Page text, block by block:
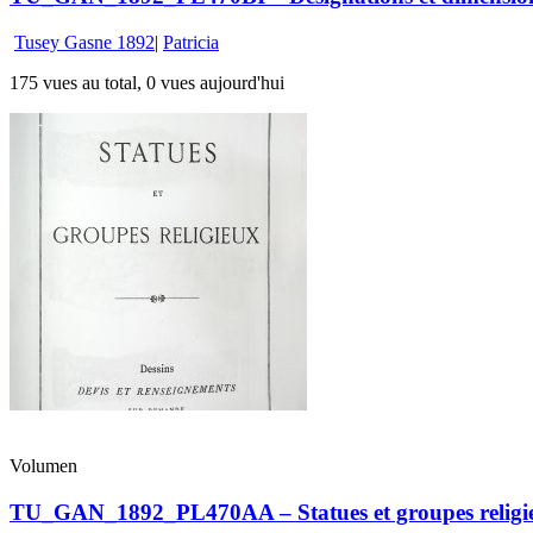
Tusey Gasne 1892| Patricia
175 vues au total, 0 vues aujourd'hui
Volumen
TU_GAN_1892_PL470AA – Statues et groupes